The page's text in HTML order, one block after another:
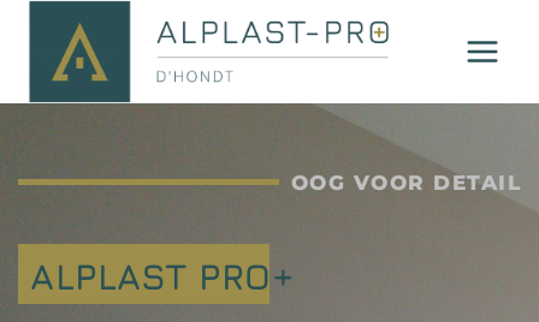
OOG VOOR DETAIL
ALPLAST PRO+